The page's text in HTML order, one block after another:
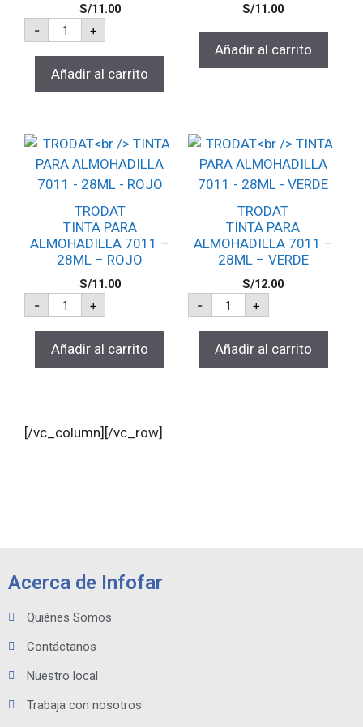
S/11.00
- +
Añadir al carrito
S/11.00
Añadir al carrito
TRODAT
TINTA PARA
ALMOHADILLA 7011 –
28ML – ROJO
S/11.00
- +
Añadir al carrito
TRODAT
TINTA PARA
ALMOHADILLA 7011 –
28ML – VERDE
S/12.00
- +
Añadir al carrito
[/vc_column][/vc_row]
Acerca de Infofar
Quiénes Somos
Contáctanos
Nuestro local
Trabaja con nosotros